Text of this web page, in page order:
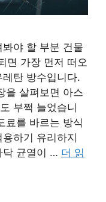
야 할 부분 건물
면 가장 먼저 떠오
탄 방수입니다.
을 살펴보면 아스
부쩍 늘었습니
료를 바르는 방식
하기 유리하지
닥 균열이 … 더 읽